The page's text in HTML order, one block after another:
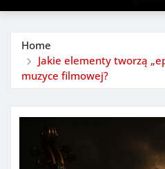
Home
Jakie elementy tworzą
muzyce filmowej?